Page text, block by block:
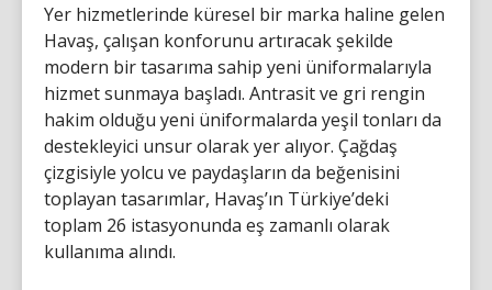
Yer hizmetlerinde küresel bir marka haline gelen
Havaş, çalışan konforunu artıracak şekilde
modern bir tasarıma sahip yeni üniformalarıyla
hizmet sunmaya başladı. Antrasit ve gri rengin
hakim olduğu yeni üniformalarda yeşil tonları da
destekleyici unsur olarak yer alıyor. Çağdaş
çizgisiyle yolcu ve paydaşların da beğenisini
toplayan tasarımlar, Havaş’ın Türkiye’deki
toplam 26 istasyonunda eş zamanlı olarak
kullanıma alındı.